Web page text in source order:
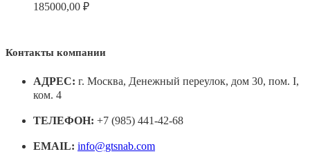
185000,00 ₽
Контакты компании
АДРЕС: г. Москва, Денежный переулок, дом 30, пом. I,
ком. 4
ТЕЛЕФОН: +7 (985) 441-42-68
EMAIL: info@gtsnab.com